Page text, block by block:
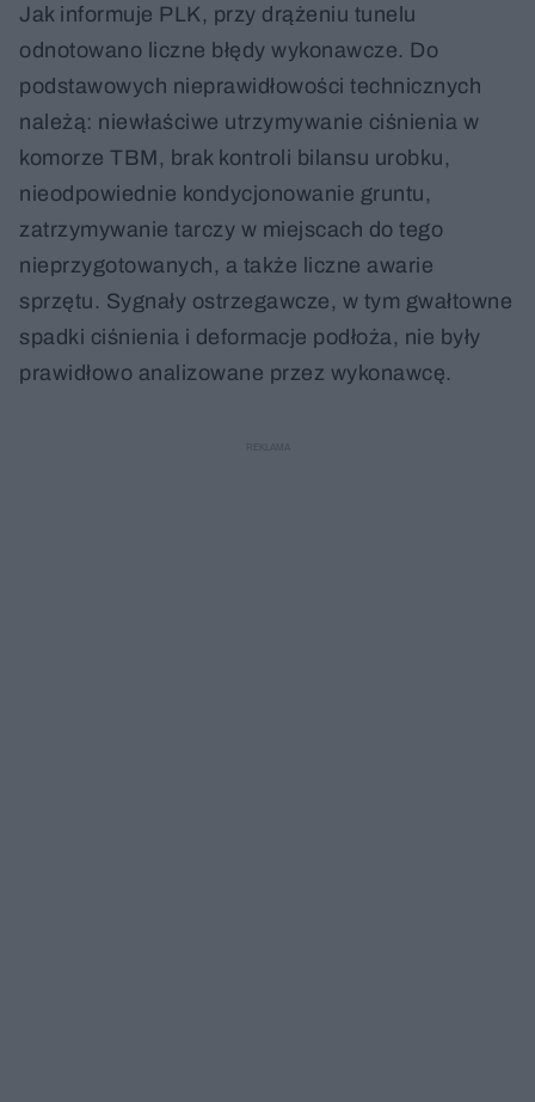
Jak informuje PLK, przy drążeniu tunelu
odnotowano liczne błędy wykonawcze. Do
podstawowych nieprawidłowości technicznych
należą: niewłaściwe utrzymywanie ciśnienia w
komorze TBM, brak kontroli bilansu urobku,
nieodpowiednie kondycjonowanie gruntu,
zatrzymywanie tarczy w miejscach do tego
nieprzygotowanych, a także liczne awarie
sprzętu. Sygnały ostrzegawcze, w tym gwałtowne
spadki ciśnienia i deformacje podłoża, nie były
prawidłowo analizowane przez wykonawcę.